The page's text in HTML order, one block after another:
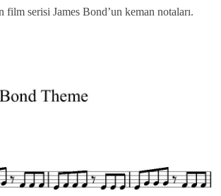
serisi James Bond’un keman notaları.